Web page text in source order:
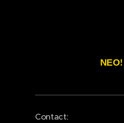
ΝΕΟ!
Contact: